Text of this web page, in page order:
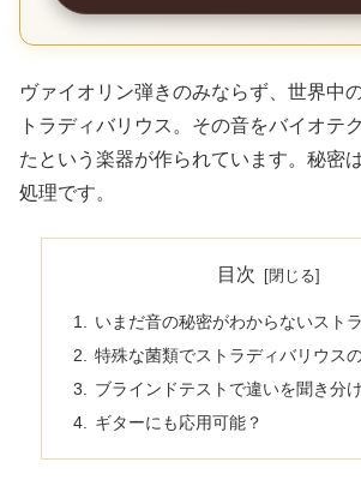
ヴァイオリン弾きのみならず、世界中
トラディバリウス。その音をバイオテ
たという楽器が作られています。秘密
処理です。
目次
いまだ音の秘密がわからないスト
特殊な菌類でストラディバリウス
ブラインドテストで違いを聞き分
ギターにも応用可能？